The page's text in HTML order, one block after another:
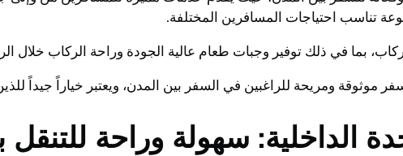
تناسب احتياجات المسافرين المختلفة.
بما في ذلك توفير وجبات طعام عالية الجودة وراحة الركاب خلال
موثوقة ومريحة للراغبين في السفر بين المدن، ويعتبر خياراً جيداً
الداخلية: سهولة وراحة للتنقل